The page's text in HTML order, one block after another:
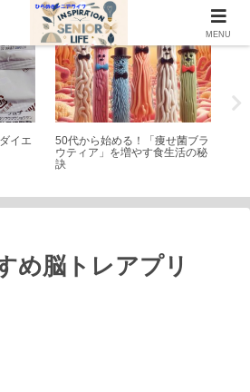
イエ
シニアライフ
50代から始める！「痩せ菌ブラ
ウティア」を増やす食生活の秘
訣
め脳トレアプリ
MENU